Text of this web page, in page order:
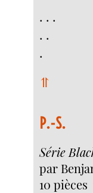
. . .
. .
.
⥣
P.-S.
Série
par
10 pièces